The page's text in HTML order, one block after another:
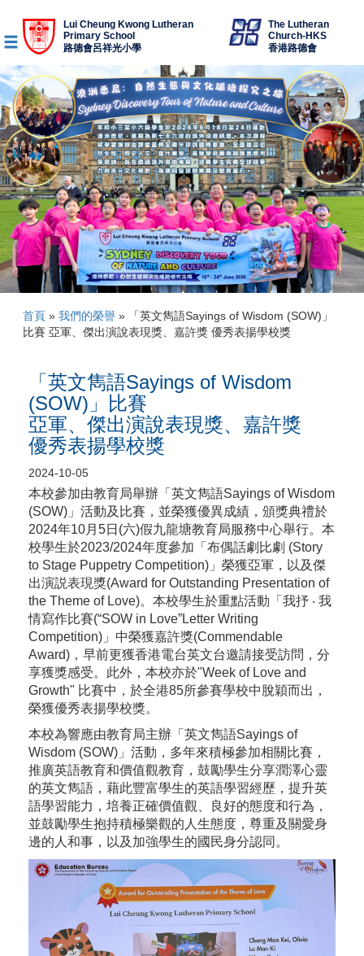
Lui Cheung Kwong Lutheran
Primary School
路德會呂祥光小學
The Lutheran
Church-HKS
香港路德會
首頁» 我們的榮譽»
「英文雋語Sayings of Wisdom (SOW)」
比賽 亞軍、傑出演說表現獎、嘉許獎 優秀表揚學校獎
「英文雋語Sayings of Wisdom
(SOW)」比賽
亞軍、傑出演說表現獎、嘉許獎
優秀表揚學校獎
2024-10-05
本校參加由教育局舉辦「英文雋語Sayings of Wisdom
(SOW)」活動及比賽，並榮獲優異成績，頒獎典禮於
2024年10月5日(六)假九龍塘教育局服務中心舉行。本
校學生於2023/2024年度參加「布偶話劇比劇 (Story
to Stage Puppetry Competition)」榮獲亞軍，以及傑
出演説表現獎(Award for Outstanding Presentation of
the Theme of Love)。本校學生於重點活動「我抒 ‧ 我
情寫作比賽(“SOW in Love”Letter Writing
Competition)」中榮獲嘉許獎(Commendable
Award)，早前更獲香港電台英文台邀請接受訪問，分
享獲獎感受。此外，本校亦於"Week of Love and
Growth" 比賽中，於全港85所參賽學校中脫穎而出，
榮獲優秀表揚學校獎。
本校為響應由教育局主辦「英文雋語Sayings of
Wisdom (SOW)」活動，多年來積極參加相關比賽，
推廣英語教育和價值觀教育，鼓勵學生分享潤澤心靈
的英文雋語，藉此豐富學生的英語學習經歷，提升英
語學習能力，培養正確價值觀、良好的態度和行為，
並鼓勵學生抱持積極樂觀的人生態度，尊重及關愛身
邊的人和事，以及加強學生的國民身分認同。